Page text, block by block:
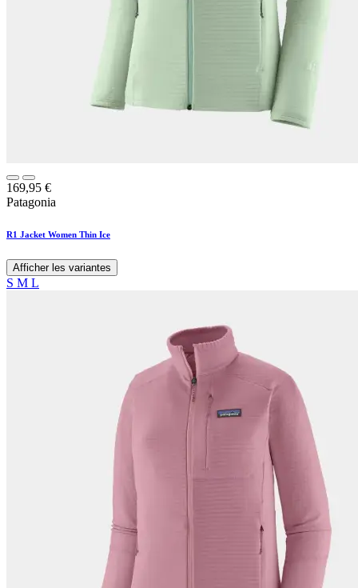
169,95 €
Patagonia
R1 Jacket Women Thin Ice
Afficher les variantes
S M L